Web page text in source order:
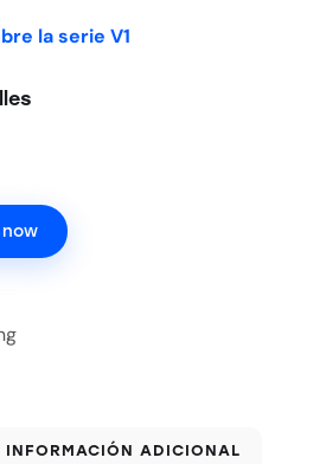
la serie V1
now
INFORMACIÓN ADICIONAL